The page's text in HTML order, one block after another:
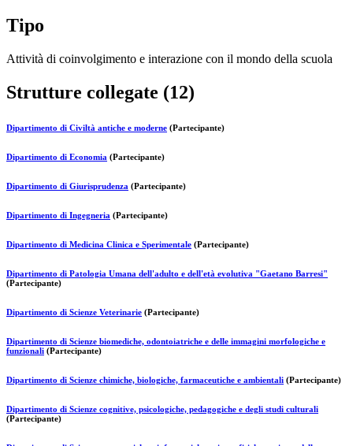
Tipo
Attività di coinvolgimento e interazione con il mondo della scuola
Strutture collegate (12)
Dipartimento di Civiltà antiche e moderne (Partecipante)
Dipartimento di Economia (Partecipante)
Dipartimento di Giurisprudenza (Partecipante)
Dipartimento di Ingegneria (Partecipante)
Dipartimento di Medicina Clinica e Sperimentale (Partecipante)
Dipartimento di Patologia Umana dell'adulto e dell'età evolutiva "Gaetano Barresi"
(Partecipante)
Dipartimento di Scienze Veterinarie (Partecipante)
Dipartimento di Scienze biomediche, odontoiatriche e delle immagini morfologiche e
funzionali (Partecipante)
Dipartimento di Scienze chimiche, biologiche, farmaceutiche e ambientali (Partecipante)
Dipartimento di Scienze cognitive, psicologiche, pedagogiche e degli studi culturali
(Partecipante)